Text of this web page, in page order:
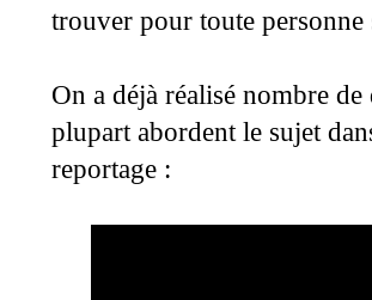
trouver pour toute
On a déjà réalisé nombre
plupart abordent le sujet
reportage :